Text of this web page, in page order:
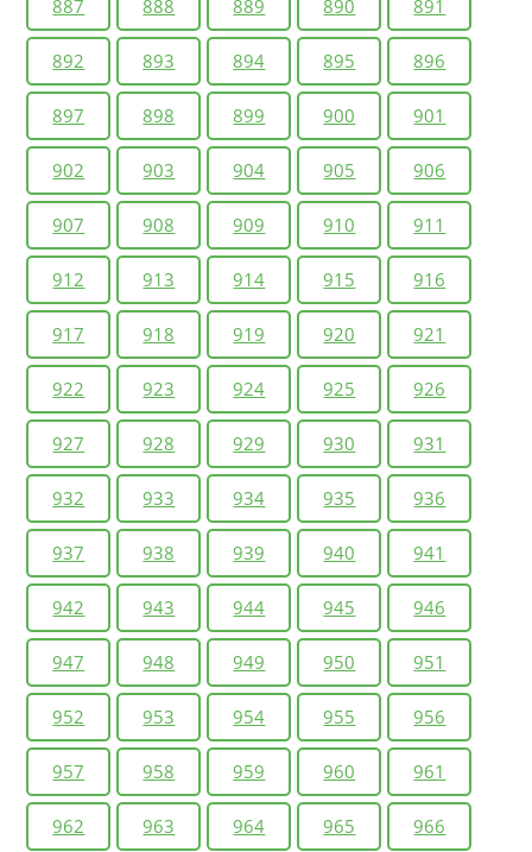
887 888 889 890 891
892 893 894 895 896
897 898 899 900 901
902 903 904 905 906
907 908 909 910 911
912 913 914 915 916
917 918 919 920 921
922 923 924 925 926
927 928 929 930 931
932 933 934 935 936
937 938 939 940 941
942 943 944 945 946
947 948 949 950 951
952 953 954 955 956
957 958 959 960 961
962 963 964 965 966